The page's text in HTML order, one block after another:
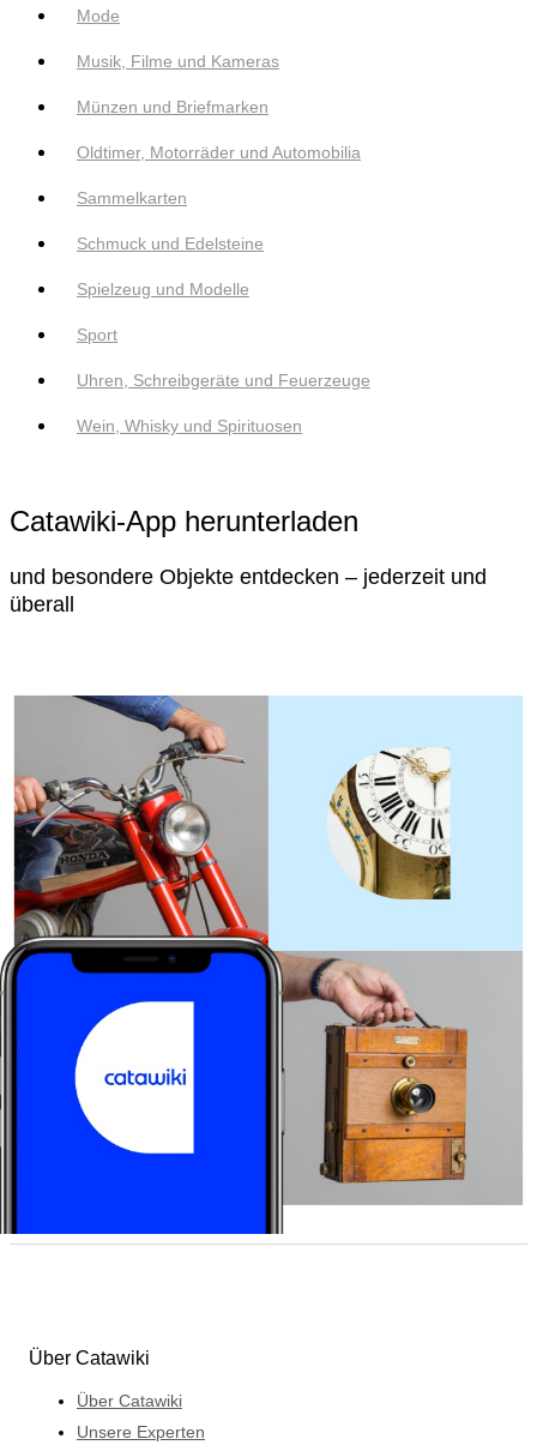
Mode
Musik, Filme und Kameras
Münzen und Briefmarken
Oldtimer, Motorräder und Automobilia
Sammelkarten
Schmuck und Edelsteine
Spielzeug und Modelle
Sport
Uhren, Schreibgeräte und Feuerzeuge
Wein, Whisky und Spirituosen
Catawiki-App herunterladen
und besondere Objekte entdecken – jederzeit und
überall
Über Catawiki
Über Catawiki
Unsere Experten